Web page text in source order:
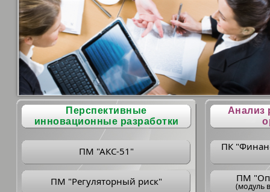
Перспективные
инновационные разработки
ПМ "АКС-51"
ПМ "Регуляторный риск"
Анализ
ПК
ПM
(модуль